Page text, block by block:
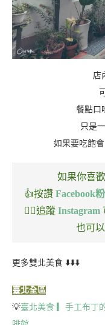
店
餐點口
只是
如果要吃飽
如果你喜歡
👍按讚 Facebook
🏃‍♂️追蹤 Instagram
也可
更多雙北美食 ⬇️⬇️⬇️
臺北全區
💡臺北美食 ▎手工布丁